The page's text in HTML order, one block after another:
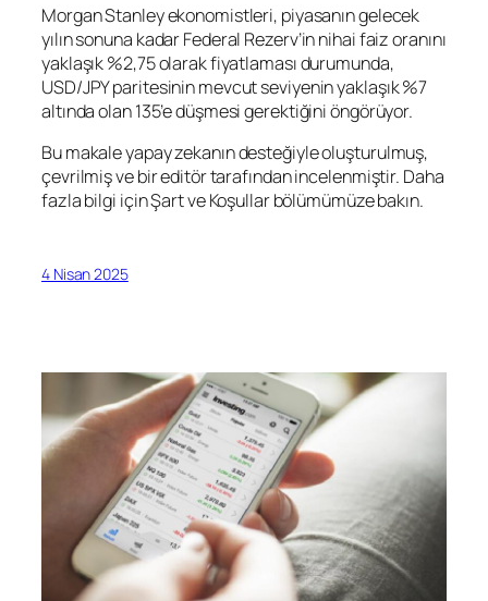
Morgan Stanley ekonomistleri, piyasanın gelecek
yılın sonuna kadar Federal Rezerv’in nihai faiz oranını
yaklaşık %2,75 olarak fiyatlaması durumunda,
USD/JPY paritesinin mevcut seviyenin yaklaşık %7
altında olan 135’e düşmesi gerektiğini öngörüyor.
Bu makale yapay zekanın desteğiyle oluşturulmuş,
çevrilmiş ve bir editör tarafından incelenmiştir. Daha
fazla bilgi için Şart ve Koşullar bölümümüze bakın.
4 Nisan 2025